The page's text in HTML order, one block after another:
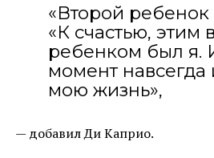
«Второй ребенок
«К счастью, этим
ребенком был я.
момент навсегда
мою жизнь»,
— добавил Ди Каприо.